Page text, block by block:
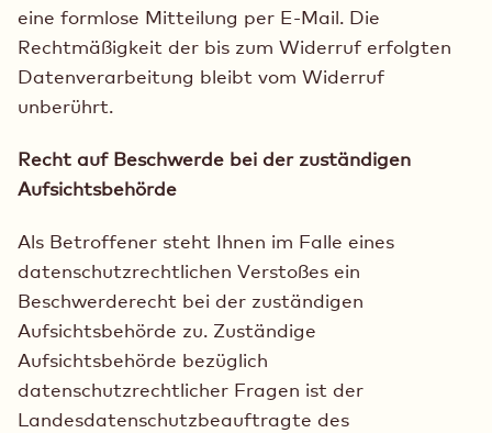
eine formlose Mitteilung per E-Mail. Die
Rechtmäßigkeit der bis zum Widerruf erfolgten
Datenverarbeitung bleibt vom Widerruf
unberührt.
Recht auf Beschwerde bei der zuständigen
Aufsichtsbehörde
Als Betroffener steht Ihnen im Falle eines
datenschutzrechtlichen Verstoßes ein
Beschwerderecht bei der zuständigen
Aufsichtsbehörde zu. Zuständige
Aufsichtsbehörde bezüglich
datenschutzrechtlicher Fragen ist der
Landesdatenschutzbeauftragte des